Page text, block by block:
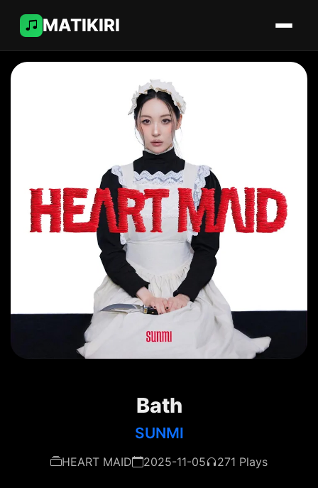
MATIKIRI
Bath
SUNMI
HEART MAID 2025-11-05 271 Plays